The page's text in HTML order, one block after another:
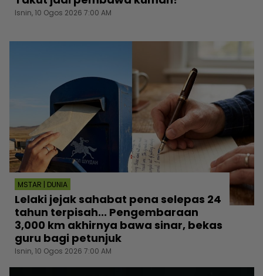
Isnin, 10 Ogos 2026 7:00 AM
MSTAR | DUNIA
Lelaki jejak sahabat pena selepas 24
tahun terpisah... Pengembaraan
3,000 km akhirnya bawa sinar, bekas
guru bagi petunjuk
Isnin, 10 Ogos 2026 7:00 AM